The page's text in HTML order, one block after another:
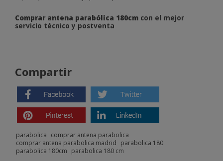
Comprar antena parabólica 180cm con el mejor
servicio técnico y postventa
Compartir
parabolica comprar antena parabolica
comprar antena parabolica madrid parabolica 180
parabolica 180cm parabolica 180 cm